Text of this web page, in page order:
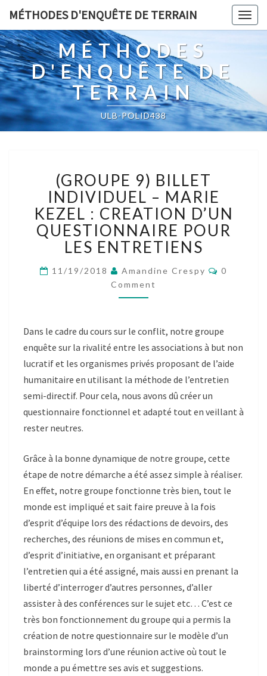
MÉTHODES D'ENQUÊTE DE TERRAIN
MÉTHODES
D'ENQUÊTE DE
TERRAIN
ULB-POLID438
9)
BILLET
INDIVIDUEL
–
MARIE
KEZEL
CREATION
D’UN
QUESTIONNAIRE
ENTRETIENS
(GROUPE 9) BILLET
INDIVIDUEL – MARIE
KEZEL : CREATION D’UN
QUESTIONNAIRE POUR
LES ENTRETIENS
11/19/2018 Amandine Crespy
0
Comment
Dans le cadre du cours sur le conflit, notre groupe
enquête sur la rivalité entre les associations à but non
lucratif et les organismes privés proposant de l’aide
humanitaire en utilisant la méthode de l’entretien
semi-directif. Pour cela, nous avons dû créer un
questionnaire fonctionnel et adapté tout en veillant à
rester neutres.
Grâce à la bonne dynamique de notre groupe, cette
étape de notre démarche a été assez simple à réaliser.
En effet, notre groupe fonctionne très bien, tout le
monde est impliqué et sait faire preuve à la fois
d’esprit d’équipe lors des rédactions de devoirs, des
recherches, des réunions de mises en commun et,
d’esprit d’initiative, en organisant et préparant
l’entretien qui a été assigné, mais aussi en prenant la
liberté d’interroger d’autres personnes, d’aller
assister à des conférences sur le sujet etc… C’est ce
très bon fonctionnement du groupe qui a permis la
création de notre questionnaire sur le modèle d’un
brainstorming lors d’une réunion active où tout le
monde a pu émettre ses avis et suggestions.